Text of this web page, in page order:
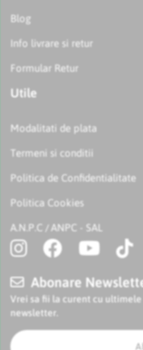
Blog
Info livrare si retur
Formular Retur
Utile
Modalitati de plata
Termeni si conditii
Politica de Confidentialitate
Politica Cookies
A.N.P.C / ANPC - SAL
Abonare
Vrei sa fii la curent cu
newsletter.